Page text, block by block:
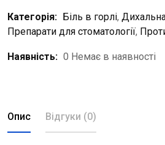
Категорія: Біль в горлі,
Препарати для стоматології,
Наявність: 0 Немає в наявності
Опис Відгуки (0)